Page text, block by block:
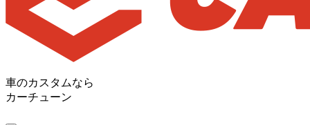
車のカスタムなら
カーチューン